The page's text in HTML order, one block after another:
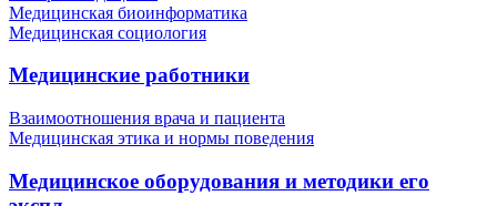
Медицинская биоинформатика
Медицинская социология
Медицинские работники
Взаимоотношения врача и пациента
Медицинская этика и нормы поведения
Медицинское оборудования и методики его